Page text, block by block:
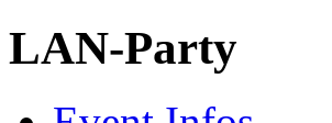
LAN-Party